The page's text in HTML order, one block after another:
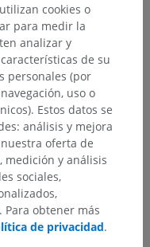
traducción o
cookies o
para medir la
analizar y
de su
personales (por
uso o
Estos datos se
análisis y mejora
oferta de
medición y análisis
sociales,
obtener más
de privacidad.